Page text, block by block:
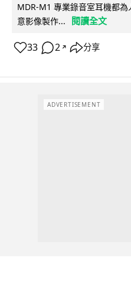
MDR-M1 專業錄音室耳機都
意影像製作...
閱讀全文
33 2 ↗ 分享
ADVERTISEMENT